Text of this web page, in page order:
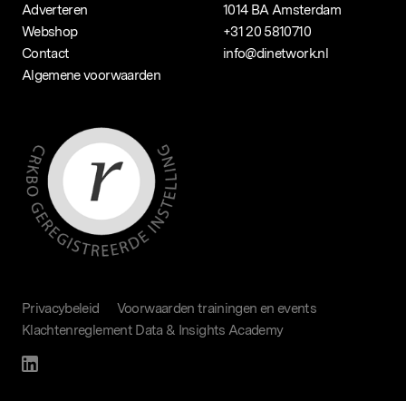
Adverteren
Webshop
Contact
Algemene voorwaarden
1014 BA Amsterdam
+31 20 5810710
info@dinetwork.nl
Privacybeleid
Voorwaarden trainingen en events
Klachtenreglement Data & Insights Academy